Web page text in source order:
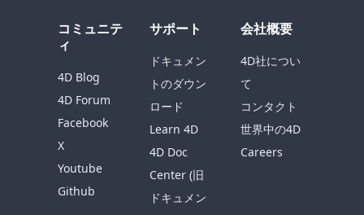
コミュニテ
ィ
4D Blog
4D Forum
Facebook
X
Youtube
Github
サポート
ドキュメン
トのダウン
ロード
Learn 4D
4D Doc
Center (旧
ドキュメン
会社概要
4D社につい
て
コンタクト
世界中の4D
Careers